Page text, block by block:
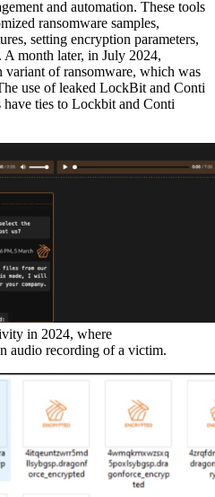
and automation. These tools
ransomware samples,
setting encryption parameters,
A month later, in July 2024,
variant of ransomware, which was
use of leaked LockBit and Conti
ties to Lockbit and Conti
in 2024, where
audio recording of a victim.